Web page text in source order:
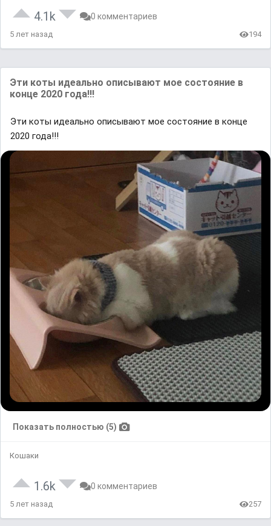
4.1k 0 комментариев
5 лет назад 194
Эти коты идеально описывают мое состояние в
конце 2020 года!!!
Эти коты идеально описывают мое состояние в конце
2020 года!!!
Показать полностью (5)
Кошаки
1.6k 0 комментариев
5 лет назад 257